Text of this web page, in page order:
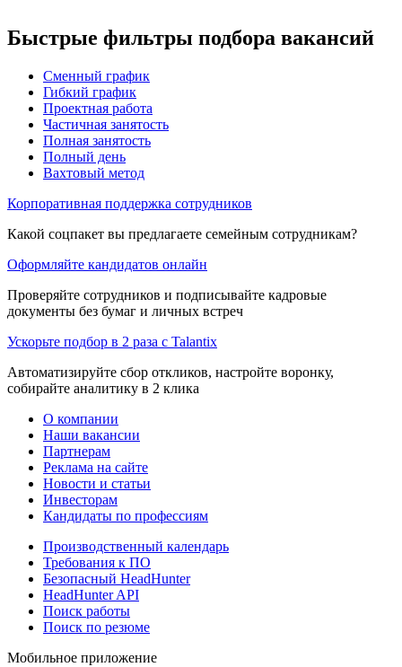
Быстрые фильтры подбора вакансий
Сменный график
Гибкий график
Проектная работа
Частичная занятость
Полная занятость
Полный день
Вахтовый метод
Корпоративная поддержка сотрудников
Какой соцпакет вы предлагаете семейным сотрудникам?
Оформляйте кандидатов онлайн
Проверяйте сотрудников и подписывайте кадровые
документы без бумаг и личных встреч
Ускорьте подбор в 2 раза с Talantix
Автоматизируйте сбор откликов, настройте воронку,
собирайте аналитику в 2 клика
О компании
Наши вакансии
Партнерам
Реклама на сайте
Новости и статьи
Инвесторам
Кандидаты по профессиям
Производственный календарь
Требования к ПО
Безопасный HeadHunter
HeadHunter API
Поиск работы
Поиск по резюме
Мобильное приложение